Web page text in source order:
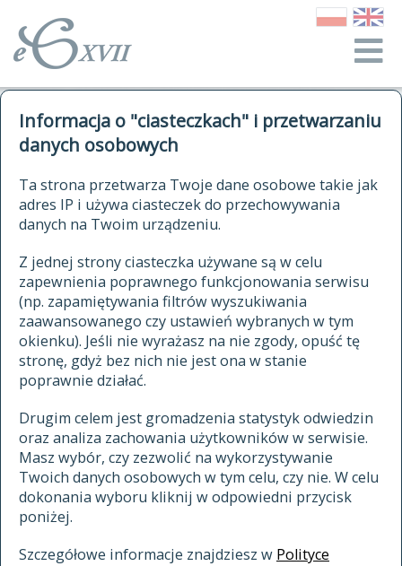
Informacja o "ciasteczkach" i przetwarzaniu
danych osobowych
Ta strona przetwarza Twoje dane osobowe takie jak
adres IP i używa ciasteczek do przechowywania
danych na Twoim urządzeniu.
Z jednej strony ciasteczka używane są w celu
zapewnienia poprawnego funkcjonowania serwisu
(np. zapamiętywania filtrów wyszukiwania
zaawansowanego czy ustawień wybranych w tym
okienku). Jeśli nie wyrażasz na nie zgody, opuść tę
stronę, gdyż bez nich nie jest ona w stanie
poprawnie działać.
Drugim celem jest gromadzenia statystyk odwiedzin
oraz analiza zachowania użytkowników w serwisie.
Masz wybór, czy zezwolić na wykorzystywanie
Twoich danych osobowych w tym celu, czy nie. W celu
dokonania wyboru kliknij w odpowiedni przycisk
poniżej.
Szczegółowe informacje znajdziesz w Polityce
autorzy Słownika
historia
publikacje
źródła
autorzy tekstów źródłowych
zasady opracowania
statystyki
najnowsze hasła
ostatnio zmodyfikowane hasła
materiały archiwalne
cytowanie
kontakt
kwerendy
jak cytować Słownik
ELEKTRONICZNY SŁOWNIK
JĘZYKA POLSKIEGO
XVII I XVIII WIEKU
znajdź hasła
zaczynające się od